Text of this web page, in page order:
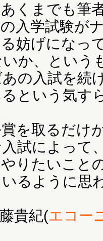
くまでも筆
入学試験が
妨げになっ
か、という
の入試を続
という気す
を取るだけ
試によって
りたいこと
るように思
貴紀(エコー